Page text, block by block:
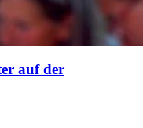
auf der